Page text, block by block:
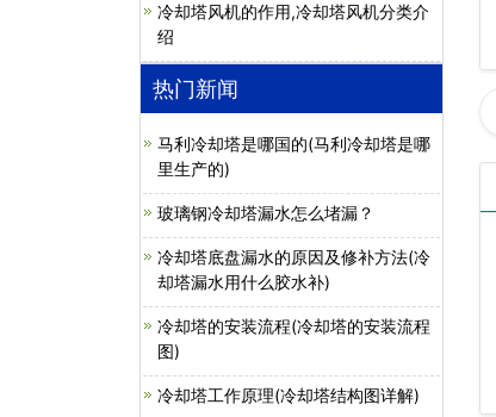
冷却塔风机的作用,冷却塔风机分类介
绍
热门新闻
马利冷却塔是哪国的(马利冷却塔是哪
里生产的)
玻璃钢冷却塔漏水怎么堵漏？
冷却塔底盘漏水的原因及修补方法(冷
却塔漏水用什么胶水补)
冷却塔的安装流程(冷却塔的安装流程
图)
冷却塔工作原理(冷却塔结构图详解)